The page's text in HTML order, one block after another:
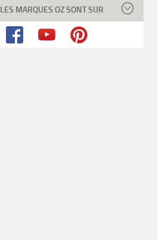
LES MARQUES OZ SONT SUR